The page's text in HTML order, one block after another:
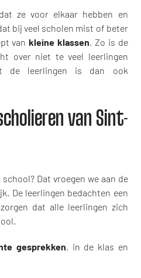
dat ze voor elkaar hebben en
bij veel scholen mist of beter
vankleine klassen. Zo is de
over niet te veel leerlingen
de leerlingen is dan ook
van Sint-
Dat vroegen we aan de
De leerlingen bedachten een
dat alle leerlingen zich
gesprekken, in de klas en